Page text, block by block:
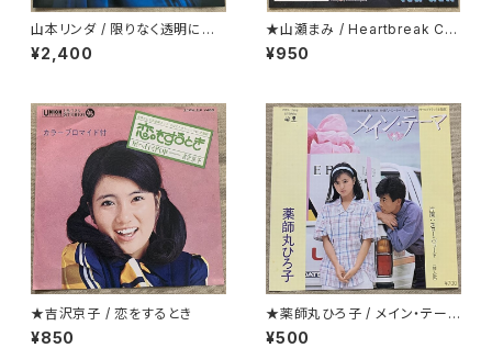
山本リンダ / 限りなく透明に近
いダンス
¥2,400
★山瀬まみ / Heartbreak Caf
e
¥950
★吉沢京子 / 恋をするとき
¥850
★薬師丸ひろ子 / メイン・テーマ
クリアー盤
¥500